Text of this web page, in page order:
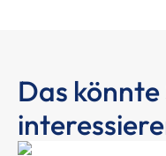
Das könnte